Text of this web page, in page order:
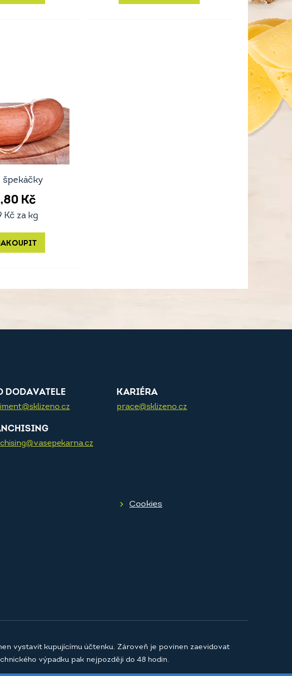
špekáčky
Kč
Kč za kg
DODAVATELE KARIÉRA
prace@sklizeno.cz
Cookies
vystavit kupujícímu účtenku. Zároveň je povinen zaevidovat
výpadku pak nejpozději do 48 hodin.